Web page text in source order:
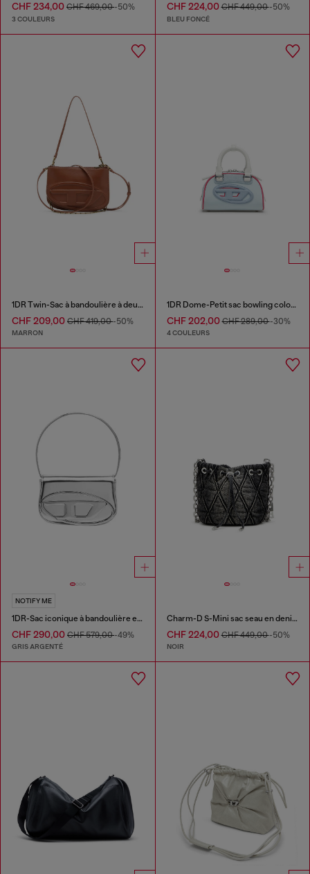
CHF 234,00 CHF 469,00-50%
3 COULEURS
CHF 224,00CHF 449,00-50%
BLEU FONCÉ
1DR Twin-Sac à bandoulière à deux pochettes en cuir pull-up
CHF 209,00 CHF 419,00-50%
MARRON
1DR Dome-Petit sac bowling color-block
CHF 202,00CHF 289,00-30%
4 COULEURS
NOTIFY ME
1DR-Sac iconique à bandoulière en cuir effet miroir
CHF 290,00 CHF 579,00-49%
GRIS ARGENTÉ
Charm-D S-Mini sac seau en denim matelassé traité
CHF 224,00CHF 449,00-50%
NOIR